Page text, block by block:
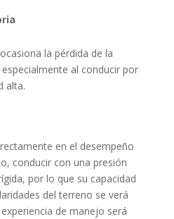
la pérdida de la
al conducir por
alta.
en el desempeño
conducir con una presión
por lo que su capacidad
del terreno se verá
de manejo será